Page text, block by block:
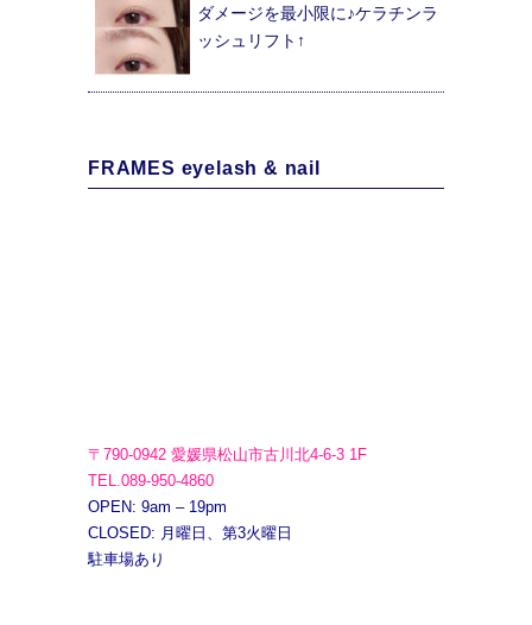
ダメージを最小限に♪ケラチンラ
ッシュリフト↑
FRAMES eyelash & nail
〒790-0942 愛媛県松山市古川北4-6-3 1F
TEL.089-950-4860
OPEN: 9am – 19pm
CLOSED: 月曜日、第3火曜日
駐車場あり